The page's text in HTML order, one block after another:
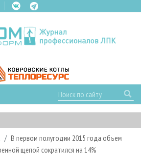
В первом полугодии 2015 года объем
щепой сократился на 14%